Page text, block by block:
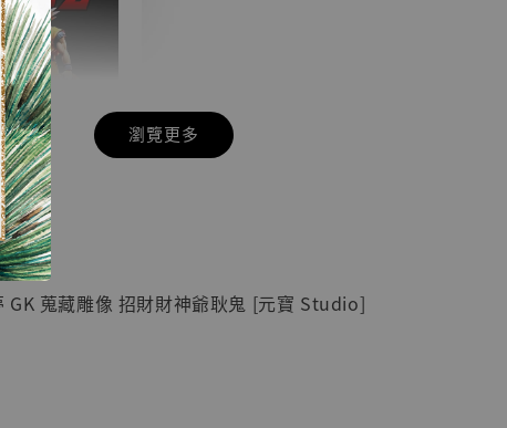
現貨】七龍珠
藏雕像 悟空
念款 [奇蹟
]
- +
購物車
瀏覽更多
】
GK 蒐藏雕像 招財財神爺耿鬼 [元寶 Studio]